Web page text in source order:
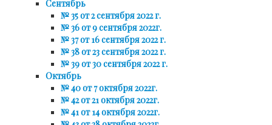
Сентябрь
№ 35 от 2 сентября 2022 г.
№ 36 от 9 сентября 2022г.
№ 37 от 16 сентября 2022 г.
№ 38 от 23 сентября 2022 г.
№ 39 от 30 сентября 2022 г.
Октябрь
№ 40 от 7 октября 2022г.
№ 42 от 21 октября 2022г.
№ 41 от 14 октября 2022г.